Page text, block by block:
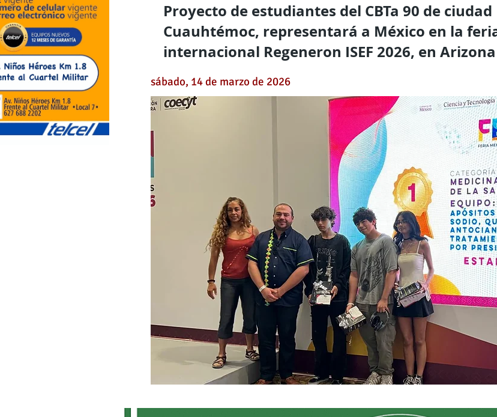
Proyecto de estudiantes del CBTa 90 de ciudad
Cuauhtémoc, representará a México en la
internacional Regeneron ISEF 2026, en Arizona
sábado, 14 de marzo de 2026